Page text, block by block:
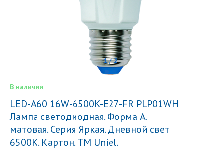
1 / 2
В наличии
LED-A60 16W-6500K-E27-FR PLP01WH
Лампа светодиодная. Форма А.
матовая. Серия Яркая. Дневной свет
6500K. Картон. ТМ Uniel.